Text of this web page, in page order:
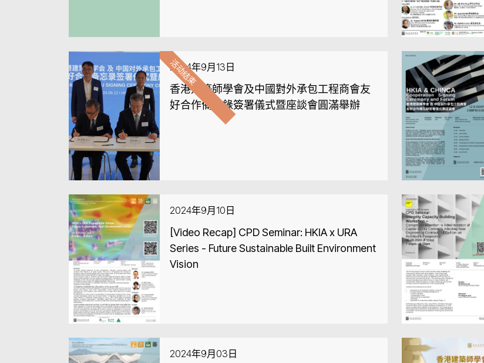
活动结束
2024年9月13日
香港建築師學會及中國對外承包工程商會友
好合作備忘錄簽署儀式暨座談會圓滿舉辦
2024年9月10日
[Video Recap] CPD Seminar: HKIA x URA
Series - Future Sustainable Built Environment
Vision
2024年9月03日